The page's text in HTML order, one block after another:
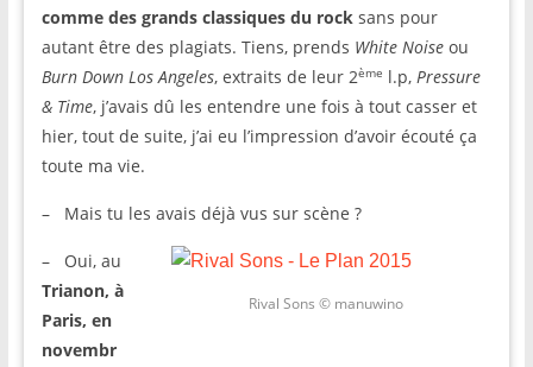
comme des grands classiques du rocksans pour
autant être des plagiats. Tiens, prends White Noiseou
Burn Down Los Angeles, extraits de leur 2ème l.p, Pressure
& Time, j’avais dû les entendre une fois à tout casser et
hier, tout de suite, j’ai eu l’impression d’avoir écouté ça
toute ma vie.
– Mais tu les avais déjà vus sur scène ?
Rival Sons © manuwino
– Oui, au
Trianon, à
Paris, en
novembr